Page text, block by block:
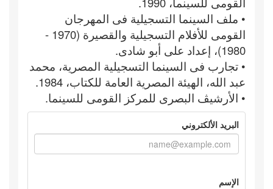
• ملف السينما التسجيلية فى المهرجان
القومى للأفلام التسجيلية والقصيرة (1970 -
1980)، إعداد على أبو شادى.
• تجارب فى السينما التسجيلية المصرية، محمد
عبد الله، الهيئة المصرية العامة للكتاب، 1984.
• الأرشيڤ البصرى للمركز القومى للسينما.
البريد الألكتروني
الإسم